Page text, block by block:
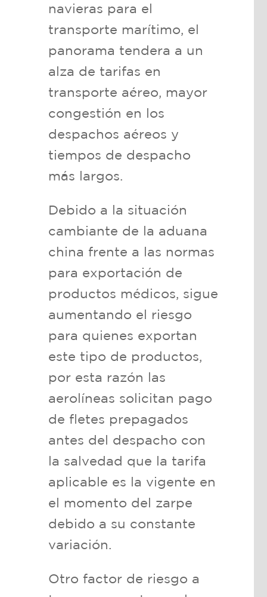
navieras para el
transporte marítimo, el
panorama tendera a un
alza de tarifas en
transporte aéreo, mayor
congestión en los
despachos aéreos y
tiempos de despacho
más largos.
Debido a la situación
cambiante de la aduana
china frente a las normas
para exportación de
productos médicos, sigue
aumentando el riesgo
para quienes exportan
este tipo de productos,
por esta razón las
aerolíneas solicitan pago
de fletes prepagados
antes del despacho con
la salvedad que la tarifa
aplicable es la vigente en
el momento del zarpe
debido a su constante
variación.
Otro factor de riesgo a